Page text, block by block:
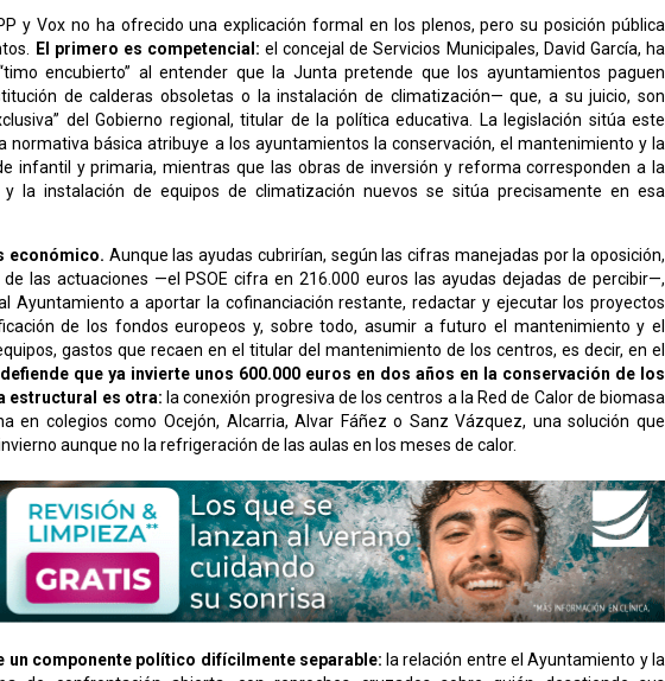
y Vox no ha ofrecido una explicación formal en los plenos, pero su posición pública
El primero es competencial: el concejal de Servicios Municipales, David García, ha
encubierto” al entender que la Junta pretende que los ayuntamientos paguen
de calderas obsoletas o la instalación de climatización— que, a su juicio, son
del Gobierno regional, titular de la política educativa. La legislación sitúa este
normativa básica atribuye a los ayuntamientos la conservación, el mantenimiento y la
infantil y primaria, mientras que las obras de inversión y reforma corresponden a la
y la instalación de equipos de climatización nuevos se sitúa precisamente en esa
económico. Aunque las ayudas cubrirían, según las cifras manejadas por la oposición,
las actuaciones —el PSOE cifra en 216.000 euros las ayudas dejadas de percibir—,
Ayuntamiento a aportar la cofinanciación restante, redactar y ejecutar los proyectos
de los fondos europeos y, sobre todo, asumir a futuro el mantenimiento y el
gastos que recaen en el titular del mantenimiento de los centros, es decir, en el
que ya invierte unos 600.000 euros en dos años en la conservación de los
estructural es otra: la conexión progresiva de los centros a la Red de Calor de biomasa
en colegios como Ocejón, Alcarria, Alvar Fáñez o Sanz Vázquez, una solución que
aunque no la refrigeración de las aulas en los meses de calor.
un componente político difícilmente separable: la relación entre el Ayuntamiento y la